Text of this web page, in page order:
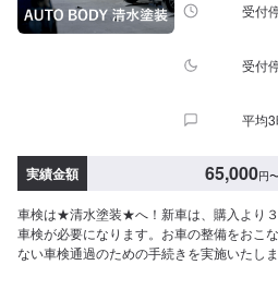
受付
受付
平均
実績金額 65,000円
車検は★清水塗装★へ！新車は、購入より
車検が必要になります。お車の整備をおこ
ない車検通過のための手続きを実施いたし